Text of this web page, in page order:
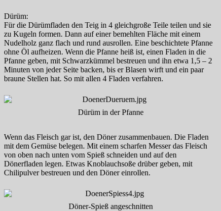
Dürüm:
Für die Dürümfladen den Teig in 4 gleichgroße Teile teilen und sie
zu Kugeln formen. Dann auf einer bemehlten Fläche mit einem
Nudelholz ganz flach und rund ausrollen. Eine beschichtete Pfanne
ohne Öl aufheizen. Wenn die Pfanne heiß ist, einen Fladen in die
Pfanne geben, mit Schwarzkümmel bestreuen und ihn etwa 1,5 – 2
Minuten von jeder Seite backen, bis er Blasen wirft und ein paar
braune Stellen hat. So mit allen 4 Fladen verfahren.
Dürüm in der Pfanne
Wenn das Fleisch gar ist, den Döner zusammenbauen. Die Fladen
mit dem Gemüse belegen. Mit einem scharfen Messer das Fleisch
von oben nach unten vom Spieß schneiden und auf den
Dönerfladen legen. Etwas Knoblauchsoße drüber geben, mit
Chilipulver bestreuen und den Döner einrollen.
Döner-Spieß angeschnitten